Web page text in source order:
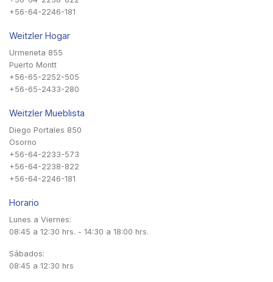
+56-64-2246-181
Weitzler Hogar
Urmeneta 855
Puerto Montt
+56-65-2252-505
+56-65-2433-280
Weitzler Mueblista
Diego Portales 850
Osorno
+56-64-2233-573
+56-64-2238-822
+56-64-2246-181
Horario
Lunes a Viernes:
08:45 a 12:30 hrs. - 14:30 a 18:00 hrs.
Sábados:
08:45 a 12:30 hrs